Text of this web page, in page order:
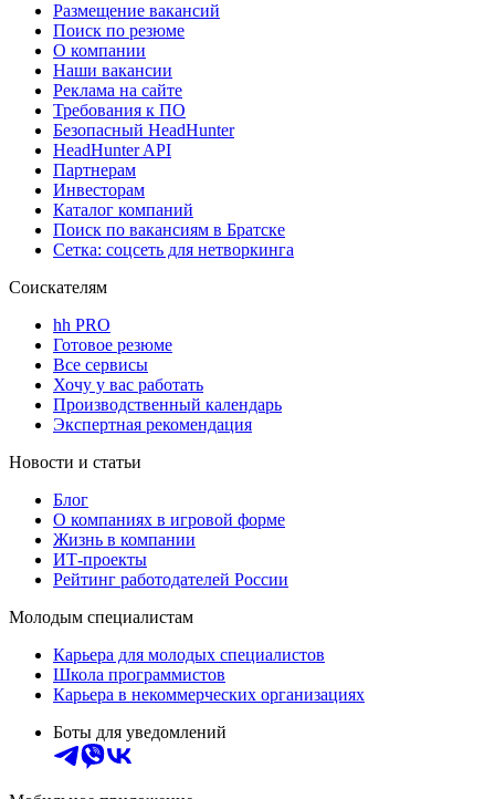
Размещение вакансий
Поиск по резюме
О компании
Наши вакансии
Реклама на сайте
Требования к ПО
Безопасный HeadHunter
HeadHunter API
Партнерам
Инвесторам
Каталог компаний
Поиск по вакансиям в Братске
Сетка: соцсеть для нетворкинга
Соискателям
hh PRO
Готовое резюме
Все сервисы
Хочу у вас работать
Производственный календарь
Экспертная рекомендация
Новости и статьи
Блог
О компаниях в игровой форме
Жизнь в компании
ИТ-проекты
Рейтинг работодателей России
Молодым специалистам
Карьера для молодых специалистов
Школа программистов
Карьера в некоммерческих организациях
Боты для уведомлений